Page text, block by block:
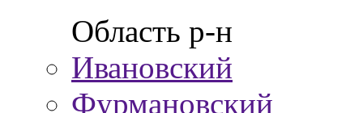
Область р-н
Ивановский
Фурмановский